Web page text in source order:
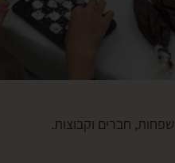
חברים וקבוצות.